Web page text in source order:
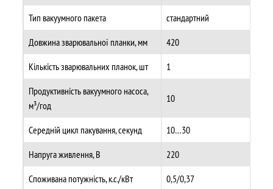
Тип вакуумного пакета
стандартний
Довжина зварювальної планки, мм
420
Кількість зварювальних планок, шт
1
Продуктивність вакуумного насоса,
м³/год
10
Середній цикл пакування, секунд
10…30
Напруга живлення, В
220
Споживана потужність, к.с./кВт
0,5/0,37